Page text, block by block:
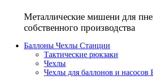
Металлические мишени для
собственного производства
Баллоны Чехлы Станции
Тактические рюкзаки
Чехлы
Чехлы для баллонов и насосов